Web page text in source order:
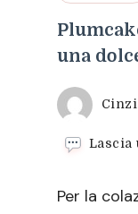
una
Lascia
Per la